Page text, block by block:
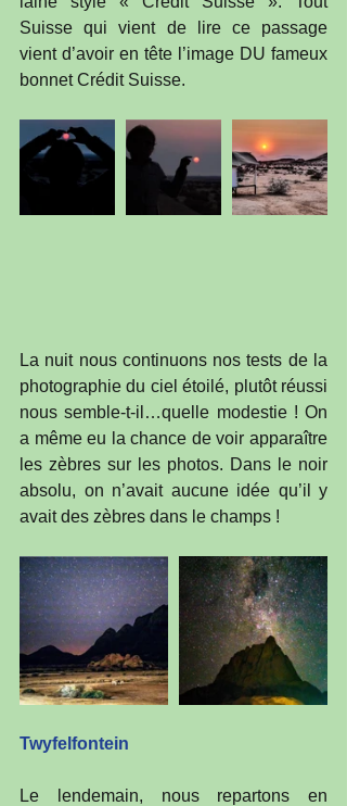
Suisse qui vient de lire ce passage
vient d’avoir en tête l’image DU fameux
bonnet Crédit Suisse.
La nuit nous continuons nos tests de la
photographie du ciel étoilé, plutôt réussi
nous semble-t-il…quelle modestie ! On
a même eu la chance de voir apparaître
les zèbres sur les photos. Dans le noir
absolu, on n’avait aucune idée qu’il y
avait des zèbres dans le champs !
Twyfelfontein
Le lendemain, nous repartons en